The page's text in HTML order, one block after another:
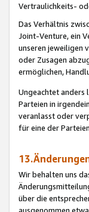
Vertraulichkeits-
Das Verhältnis
Joint-Venture, ein
unseren jeweiligen
oder Zusagen
ermöglichen,
Ungeachtet anders
Parteien in
veranlasst oder
für eine der
Wir behalten uns
über die
ausgenommen